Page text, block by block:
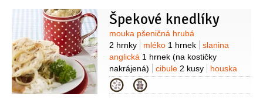
Špekové knedlíky
Suroviny
mouka pšeničná hrubá
2 hrnky
mléko 1 hrnek
slanina
anglická 1 hrnek (na kostičky
nakrájená)
cibule 2 kusy
houska
2 kusy
(žemle tuková)
2 kusy
mouka pšeničná hladká
Kategorie